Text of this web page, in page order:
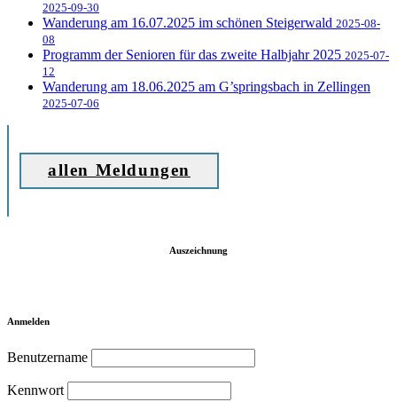
2025-09-30
Wanderung am 16.07.2025 im schönen Steigerwald 2025-08-
08
Programm der Senioren für das zweite Halbjahr 2025 2025-07-
12
Wanderung am 18.06.2025 am G’springsbach in Zellingen
2025-07-06
allen Meldungen
Auszeichnung
Anmelden
Benutzername
Kennwort